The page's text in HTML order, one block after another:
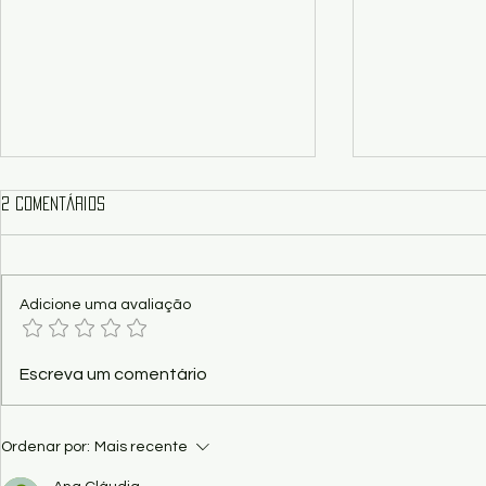
Poema - Função dos Pombos, por
Edson Moraes
2 comentários
Adicione uma avaliação
Escreva um comentário
Ordenar por: Mais recente